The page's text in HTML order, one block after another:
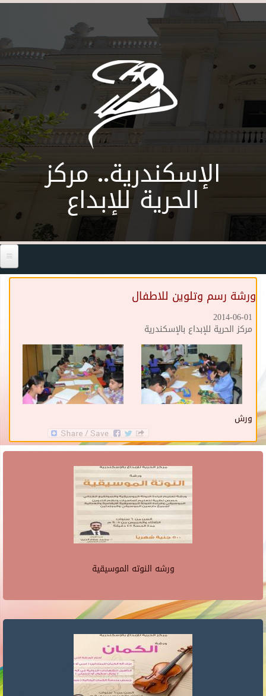
Skip to main content
الإسكندرية.. مركز
الحرية للإبداع
ورشة رسم وتلوين للاطفال
2014-06-01
مركز الحرية للإبداع بالإسكندرية
ورش
ورشه النوته الموسيقية